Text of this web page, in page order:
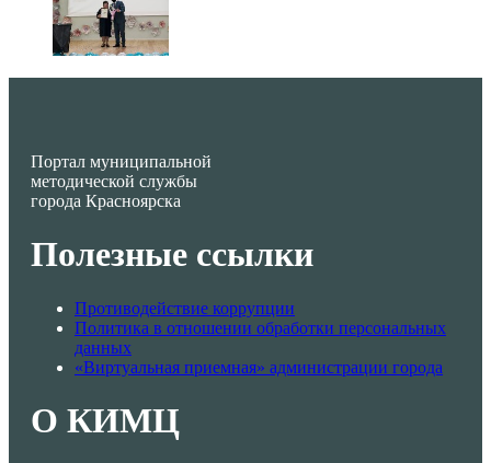
Портал муниципальной
методической службы
города Красноярска
Полезные ссылки
Противодействие коррупции
Политика в отношении обработки персональных
данных
«Виртуальная приемная» администрации города
О КИМЦ